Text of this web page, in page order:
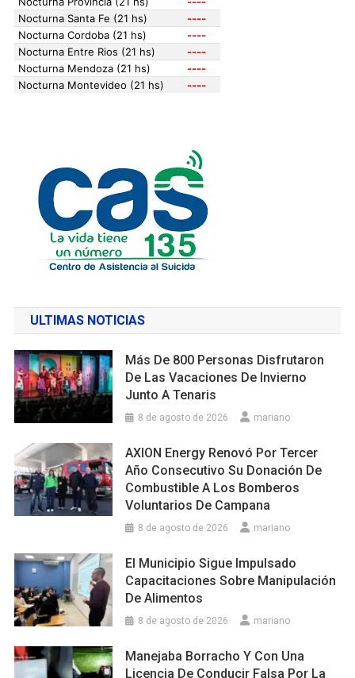
ULTIMAS NOTICIAS
Más De 800 Personas Disfrutaron
De Las Vacaciones De Invierno
Junto A Tenaris
8 de agosto de 2026 mariano
AXION Energy Renovó Por Tercer
Año Consecutivo Su Donación De
Combustible A Los Bomberos
Voluntarios De Campana
8 de agosto de 2026 mariano
El Municipio Sigue Impulsado
Capacitaciones Sobre Manipulación
De Alimentos
8 de agosto de 2026 mariano
Manejaba Borracho Y Con Una
Licencia De Conducir Falsa Por La